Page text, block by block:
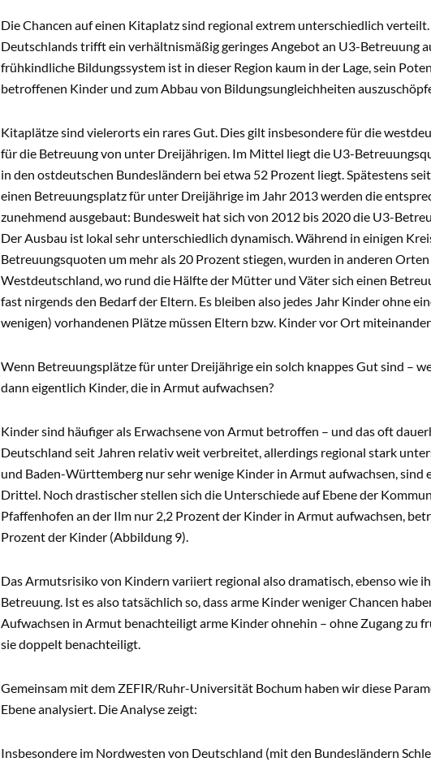
Die Chancen auf einen Kitaplatz sind regional extrem unterschiedlich
Deutschlands trifft ein verhältnismäßig geringes Angebot an U3-Betreuung
frühkindliche Bildungssystem ist in dieser Region kaum in der Lage, sein
betroffenen Kinder und zum Abbau von Bildungsungleichheiten
Kitaplätze sind vielerorts ein rares Gut. Dies gilt insbesondere für die
für die Betreuung von unter Dreijährigen. Im Mittel liegt die U3-
in den ostdeutschen Bundesländern bei etwa 52 Prozent liegt. Spätestens
einen Betreuungsplatz für unter Dreijährige im Jahr 2013 werden die
zunehmend ausgebaut: Bundesweit hat sich von 2012 bis 2020 die U3-
Der Ausbau ist lokal sehr unterschiedlich dynamisch. Während in einigen
Betreuungsquoten um mehr als 20 Prozent stiegen, wurden in anderen
Westdeutschland, wo rund die Hälfte der Mütter und Väter sich einen
fast nirgends den Bedarf der Eltern. Es bleiben also jedes Jahr Kinder ohne
wenigen) vorhandenen Plätze müssen Eltern bzw. Kinder vor Ort
Wenn Betreuungsplätze für unter Dreijährige ein solch knappes Gut sind –
dann eigentlich Kinder, die in Armut aufwachsen?
Kinder sind häufiger als Erwachsene von Armut betroffen – und das oft
Deutschland seit Jahren relativ weit verbreitet, allerdings regional stark
und Baden-Württemberg nur sehr wenige Kinder in Armut aufwachsen, sind
Drittel. Noch drastischer stellen sich die Unterschiede auf Ebene der
Pfaffenhofen an der Ilm nur 2,2 Prozent der Kinder in Armut aufwachsen,
Prozent der Kinder (Abbildung 9).
Das Armutsrisiko von Kindern variiert regional also dramatisch, ebenso wie
Betreuung. Ist es also tatsächlich so, dass arme Kinder weniger Chancen
Aufwachsen in Armut benachteiligt arme Kinder ohnehin – ohne Zugang zu
sie doppelt benachteiligt.
Gemeinsam mit dem ZEFIR/Ruhr-Universität Bochum haben wir diese
Ebene analysiert. Die Analyse zeigt:
Insbesondere im Nordwesten von Deutschland (mit den Bundesländern